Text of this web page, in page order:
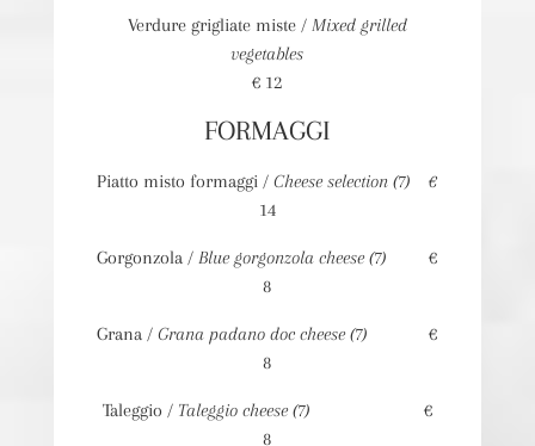
Verdure grigliate miste / Mixed grilled
vegetables
€ 12
FORMAGGI
Piatto misto formaggi /Cheese selection (7)
€
14
Gorgonzola /Blue gorgonzola cheese (7)
€
8
Grana /Grana padano doc cheese (7)
€
8
Taleggio / Taleggio cheese (7)
€
8